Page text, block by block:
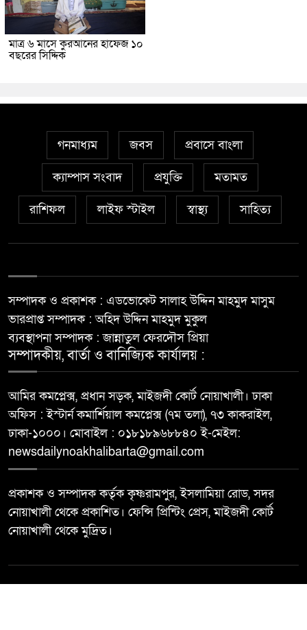
মাত্র ৬ মাসে কুরআনের হাফেজ ১০
বছরের সিদ্দিক
গনমাধ্যম জবস প্রবাসে বাংলা
ক্যাম্পাস সংবাদ প্রযুক্তি মতামত
রাশিফল লাইফ স্টাইল স্বাস্থ্য সাহিত্য
সম্পাদক ও প্রকাশক : এডভোকেট সালাহ উদ্দিন মাহমুদ মাসুম
ভারপ্রাপ্ত সম্পাদক : অহিদ উদ্দিন মাহমুদ মুকুল
ব্যবস্থাপনা সম্পাদক : জান্নাতুল ফেরদৌস প্রিয়া
সম্পাদকীয়, বার্তা ও বানিজ্যিক কার্যালয় :
আমির কমপ্লেক্স, প্রধান সড়ক, মাইজদী কোর্ট নোয়াখালী। ঢাকা
অফিস : ইস্টার্ন কমার্শিয়াল কমপ্লেক্স (৭ম তলা), ৭৩ কাকরাইল,
ঢাকা-১০০০। মোবাইল : ০১৮১৮৯৬৮৮৪০ ই-মেইল:
newsdailynoakhalibarta@gmail.com
প্রকাশক ও সম্পাদক কর্তৃক কৃষ্ণরামপুর, ইসলামিয়া রোড, সদর
নোয়াখালী থেকে প্রকাশিত। ফেন্সি প্রিন্টিং প্রেস, মাইজদী কোর্ট
নোয়াখালী থেকে মুদ্রিত।